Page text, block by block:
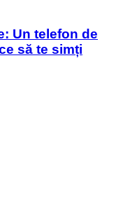
Un telefon de
să te simți